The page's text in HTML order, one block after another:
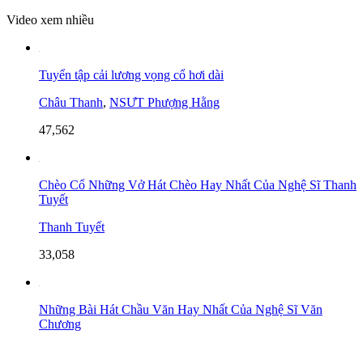
Video xem nhiều
Tuyển tập cải lương vọng cổ hơi dài
Châu Thanh, NSƯT Phượng Hằng
47,562
Chèo Cổ Những Vở Hát Chèo Hay Nhất Của Nghệ Sĩ Thanh
Tuyết
Thanh Tuyết
33,058
Những Bài Hát Chầu Văn Hay Nhất Của Nghệ Sĩ Văn
Chương